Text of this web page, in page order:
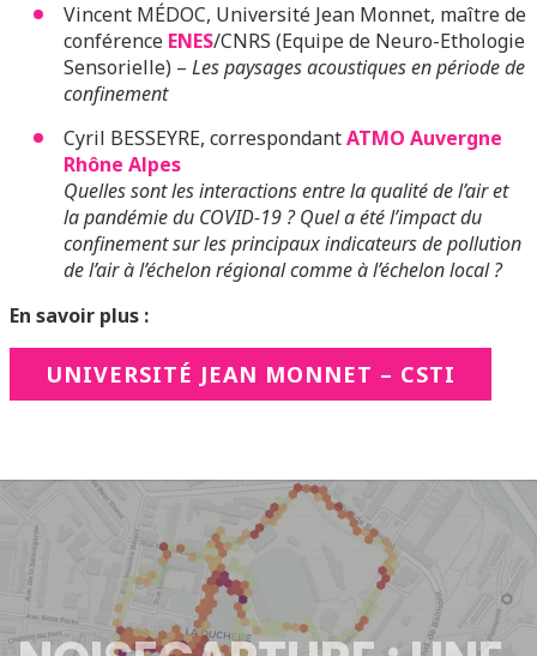
Vincent MÉDOC, Université Jean Monnet, maître de
conférence ENES/CNRS (Equipe de Neuro-Ethologie
Sensorielle) – Les paysages acoustiques en période de
confinement
Cyril BESSEYRE, correspondantATMO Auvergne
Rhône Alpes
Quelles sont les interactions entre la qualité de l’air et
la pandémie du COVID-19 ? Quel a été l’impact du
confinement sur les principaux indicateurs de pollution
de l’air à l’échelon régional comme à l’échelon local ?
En savoir plus :
UNIVERSITÉ JEAN MONNET – CSTI